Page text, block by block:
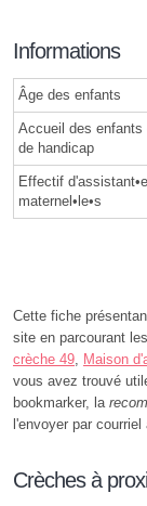
Informations
Âge des enfants
Accueil des enfants
de handicap
Effectif
maternel•le•s
Cette fiche
site en parcourant
crèche 49, Maison
vous avez trouvé
bookmarker, la
l'envoyer par
Crèches à